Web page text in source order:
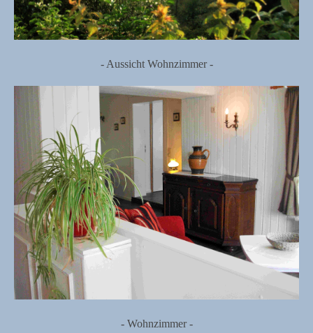
- Aussicht Wohnzimmer -
- Wohnzimmer -